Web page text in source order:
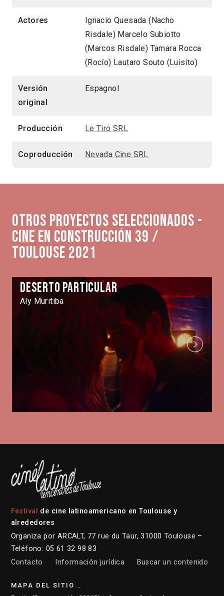
Actores
Ignacio Quesada (Nacho
Risdale) Marcelo Subiotto
(Marcos Risdale) Tamara Rocca
(Rocío) Lautaro Souto (Luisito)
Versión
original
Espagnol
Producción Le Tiro SRL
Coproducción Nevada Cine SRL
Otros proyectos seleccionados -
Cine en Construcción 39 /
Toulouse 2021
Deserto Particular
Aly Muritiba
Next
Festival
de cine latinoamericano en Toulouse y
alrededores
Organiza por ARCALT, 77 rue du Taur, 31000 Toulouse –
Teléfono: 05 61 32 98 83
Contacto
Información jurídica Buscar un contenido
MAPA DEL SITIO